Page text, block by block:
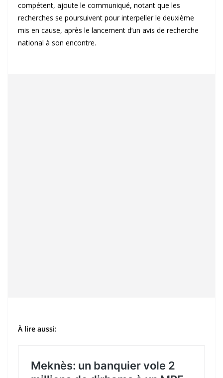
compétent, ajoute le communiqué, notant que les
recherches se poursuivent pour interpeller le deuxième
mis en cause, après le lancement d’un avis de recherche
national à son encontre.
À lire aussi: